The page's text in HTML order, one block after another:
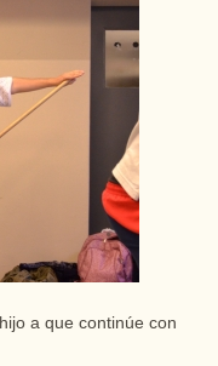
hijoa que continúe con